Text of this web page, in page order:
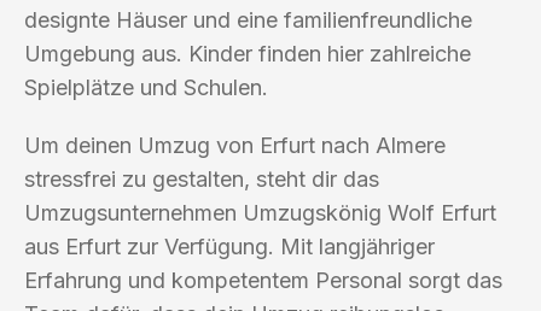
designte Häuser und eine familienfreundliche
Umgebung aus. Kinder finden hier zahlreiche
Spielplätze und Schulen.
Um deinen Umzug von Erfurt nach Almere
stressfrei zu gestalten, steht dir das
Umzugsunternehmen Umzugskönig Wolf Erfurt
aus Erfurt zur Verfügung. Mit langjähriger
Erfahrung und kompetentem Personal sorgt das